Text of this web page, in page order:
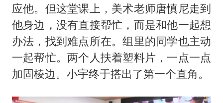
应他。但这堂课上，美术老师唐慎尼走到
他身边，没有直接帮忙，而是和他一起想
办法，找到难点所在。组里的同学也主动
一起帮忙。两个人扶着塑料片，一点一点
加固棱边。小宇终于搭出了第一个直角。